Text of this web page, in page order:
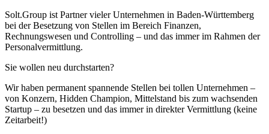
Solt.Group ist Partner vieler Unternehmen in Baden-Württemberg
bei der Besetzung von Stellen im Bereich Finanzen,
Rechnungswesen und Controlling – und das immer im Rahmen der
Personalvermittlung.
Sie wollen neu durchstarten?
Wir haben permanent spannende Stellen bei tollen Unternehmen –
von Konzern, Hidden Champion, Mittelstand bis zum wachsenden
Startup – zu besetzen und das immer in direkter Vermittlung (keine
Zeitarbeit!)